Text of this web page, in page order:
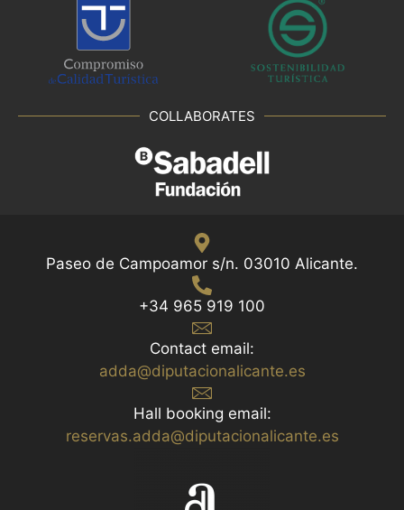
COLLABORATES
Paseo de Campoamor s/n. 03010 Alicante.
+34 965 919 100
Contact email:
adda@diputacionalicante.es
Hall booking email:
reservas.adda@diputacionalicante.es